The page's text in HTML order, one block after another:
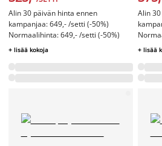
Alin 30 päivän hinta ennen
kampanjaa: 649,- /setti (-50%)
Normaalihinta: 649,- /setti (-50%)
+ lisää kokoja
Alin
+ lisää